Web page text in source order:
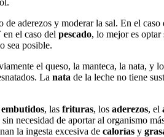
de aderezos y moderar la sal. En el
en el caso del pescado, lo mejor es
sea posible.
el queso, la manteca, la nata, y
La nata de la leche no tiene
embutidos, las frituras, los aderezos, el
necesidad de aportar al organismo
la ingesta excesiva de calorías y